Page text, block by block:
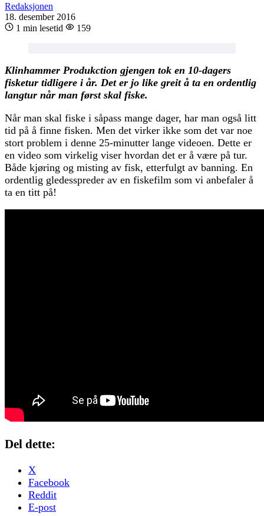
Redaksjonen
18. desember 2016
1 min lesetid
159
Klinhammer Produkction gjengen tok en 10-dagers
fisketur tidligere i år. Det er jo like greit å ta en ordentlig
langtur når man først skal fiske.
Når man skal fiske i såpass mange dager, har man også litt
tid på å finne fisken. Men det virker ikke som det var noe
stort problem i denne 25-minutter lange videoen. Dette er
en video som virkelig viser hvordan det er å være på tur.
Både kjøring og misting av fisk, etterfulgt av banning. En
ordentlig gledesspreder av en fiskefilm som vi anbefaler å
ta en titt på!
Del dette:
X
Facebook
Reddit
E-post